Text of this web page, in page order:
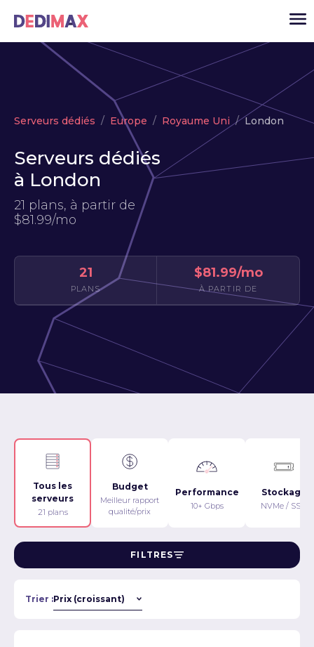
VPS
Serveurs dédiés
USD▾
MON ESPACE
Serveurs dédiés Europe Royaume Uni London
Serveurs dédiés
à London
21 plans, à partir de
$81.99/mo
21
PLANS
$81.99/mo
À PARTIR DE
Tous les
serveurs
21 plans
Budget
Meilleur rapport
qualité/prix
Performance
10+ Gbps
Stockage
NVMe / SSD
FILTRES
Trier :